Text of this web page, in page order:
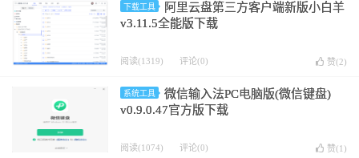
下载工具
阿里云盘第三方客户端新版小白羊
v3.11.5全能版下载
阅读(1319) 评论(0) 赞(2)
系统工具
微信输入法PC电脑版(微信键盘)
v0.9.0.47官方版下载
阅读(1074) 评论(0) 赞(1 )